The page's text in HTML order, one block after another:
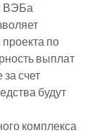
ВЭБа
по
выплат
счет
будут
комплекса